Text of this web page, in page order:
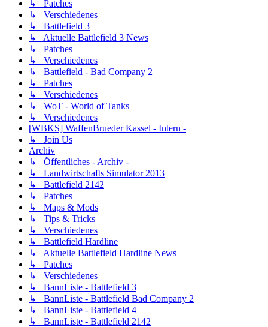
↳ Patches
↳ Verschiedenes
↳ Battlefield 3
↳ Aktuelle Battlefield 3 News
↳ Patches
↳ Verschiedenes
↳ Battlefield - Bad Company 2
↳ Patches
↳ Verschiedenes
↳ WoT - World of Tanks
↳ Verschiedenes
[WBKS] WaffenBrueder Kassel - Intern -
↳ Join Us
Archiv
↳ Öffentliches - Archiv -
↳ Landwirtschafts Simulator 2013
↳ Battlefield 2142
↳ Patches
↳ Maps & Mods
↳ Tips & Tricks
↳ Verschiedenes
↳ Battlefield Hardline
↳ Aktuelle Battlefield Hardline News
↳ Patches
↳ Verschiedenes
↳ BannListe - Battlefield 3
↳ BannListe - Battlefield Bad Company 2
↳ BannListe - Battlefield 4
↳ BannListe - Battlefield 2142